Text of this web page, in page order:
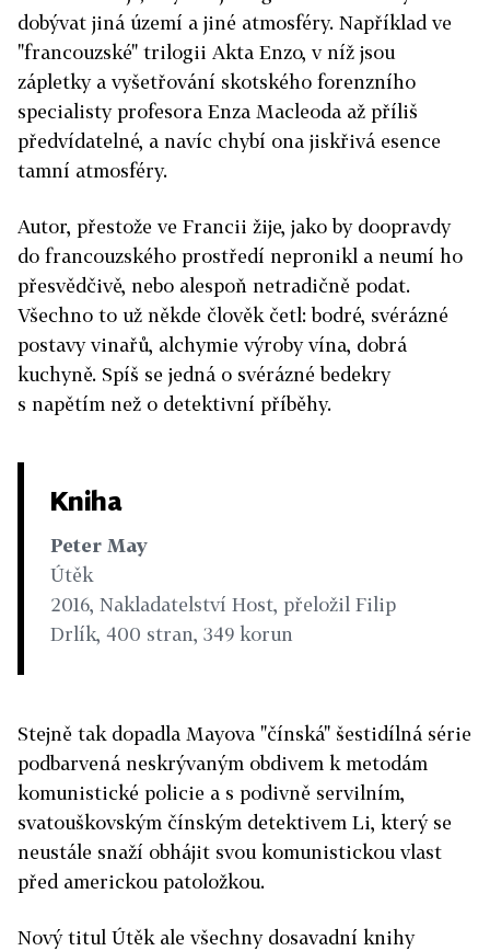
dobývat jiná území a jiné atmosféry. Například ve
"francouzské" trilogii Akta Enzo, v níž jsou
zápletky a vyšetřování skotského forenzního
specialisty profesora Enza Macleoda až příliš
předvídatelné, a navíc chybí ona jiskřivá esence
tamní atmosféry.
Autor, přestože ve Francii žije, jako by doopravdy
do francouzského prostředí nepronikl a neumí ho
přesvědčivě, nebo alespoň netradičně podat.
Všechno to už někde člověk četl: bodré, svérázné
postavy vinařů, alchymie výroby vína, dobrá
kuchyně. Spíš se jedná o svérázné bedekry
s napětím než o detektivní příběhy.
Kniha
Peter May
Útěk
2016, Nakladatelství Host, přeložil Filip
Drlík, 400 stran, 349 korun
Stejně tak dopadla Mayova "čínská" šestidílná série
podbarvená neskrývaným obdivem k metodám
komunistické policie a s podivně servilním,
svatouškovským čínským detektivem Li, který se
neustále snaží obhájit svou komunistickou vlast
před americkou patoložkou.
Nový titul Útěk ale všechny dosavadní knihy